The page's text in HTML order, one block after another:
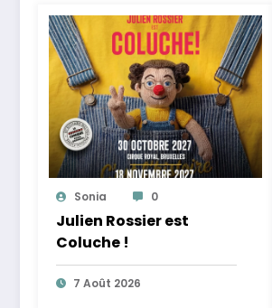
Sonia 0
Julien Rossier est
Coluche !
7 Août 2026